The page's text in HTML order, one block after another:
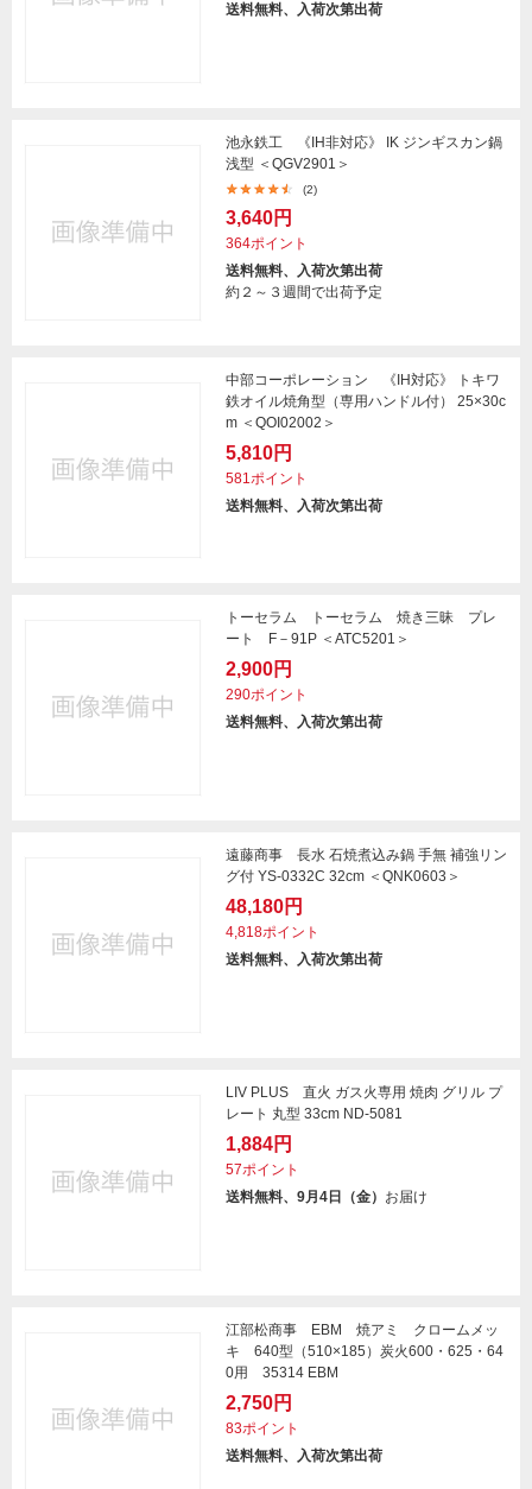
送料無料、入荷次第出荷
池永鉄工 《IH非対応》 IK ジンギスカン鍋
浅型 ＜QGV2901＞
(2)
3,640円
364ポイント
送料無料、入荷次第出荷
約２～３週間で出荷予定
中部コーポレーション 《IH対応》 トキワ
鉄オイル焼角型（専用ハンドル付） 25×30c
m ＜QOI02002＞
5,810円
581ポイント
送料無料、入荷次第出荷
トーセラム トーセラム 焼き三昧 プレ
ート F－91P ＜ATC5201＞
2,900円
290ポイント
送料無料、入荷次第出荷
遠藤商事 長水 石焼煮込み鍋 手無 補強リン
グ付 YS-0332C 32cm ＜QNK0603＞
48,180円
4,818ポイント
送料無料、入荷次第出荷
LIV PLUS 直火 ガス火専用 焼肉 グリル プ
レート 丸型 33cm ND-5081
1,884円
57ポイント
送料無料、9月4日（金） お届け
江部松商事 EBM 焼アミ クロームメッ
キ 640型（510×185）炭火600・625・64
0用 35314 EBM
2,750円
83ポイント
送料無料、入荷次第出荷